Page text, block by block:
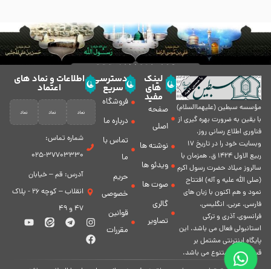
مؤسسه سبطين (عليهماالسلام)
با يقين به ضرورت بهره گیرى از
فناورى اطلاع رسانى روز،
وبسایت خود را در تاريخ 17
ربيع الاول 1424 ق. همزمان با
سالروز ميلاد حضرت رسول اكرم
(صلی الله علیه و آله) افتتاح
نمود و هم اكنون با زبان های
فارسی، عربى، انگلیسی،
فرانسوی، آذری و ترکی
استانبولی فعال مى باشد. اين
پايگاه اينترنتى مشتمل بر
قسمت هاى متنوع مى باشد.
لینک
های
مفید
صفحه
اصلی
نوشته ها
ویدئو ها
صوت ها
گالری
تصاویر
دسترسی
سریع
فروشگاه
درباره ما
تماس با
ما
حریم
خصوصی
قوانین
مقررات
اطلاعات و نماد های
اعتماد
شماره تماس:
37703330-025
آدرس: قم – خیابان
انقلاب – کوچه 26 - پلاک
47 و 49